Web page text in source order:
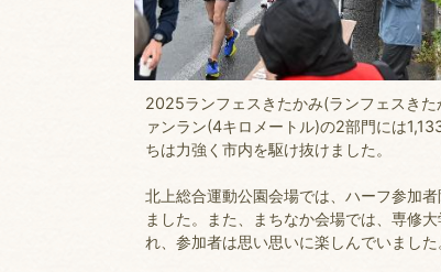
2025ランフェスきたかみ(ランフェスき
ァンラン(4キロメートル)の2部門には
ちは力強く市内を駆け抜けました。
北上総合運動公園会場では、ハーフ参加
ました。また、まちなか会場では、専修
れ、参加者は思い思いに楽しんでいました